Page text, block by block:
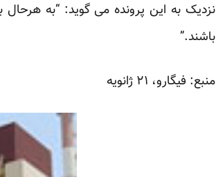
نزدیک به این پرونده می گوید: “به
باشند.”
منبع: فیگارو، ۲۱ ژانویه